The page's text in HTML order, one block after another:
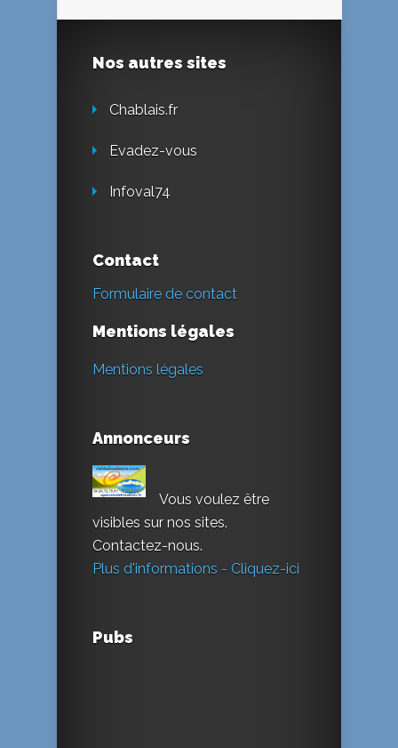
Nos autres sites
Chablais.fr
Evadez-vous
Infoval74
Contact
Formulaire de contact
Mentions légales
Mentions légales
Annonceurs
Vous voulez être
visibles sur nos sites.
Contactez-nous.
Plus d'informations - Cliquez-ici
Pubs